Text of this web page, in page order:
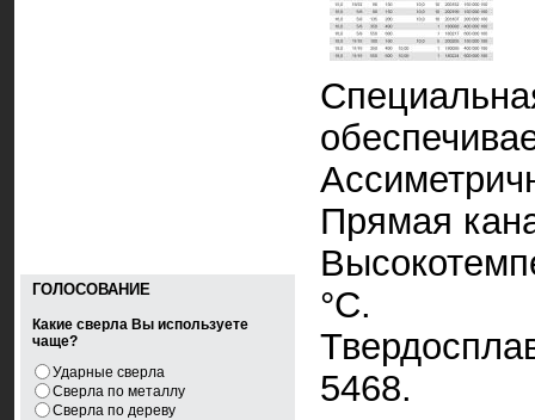
ГОЛОСОВАНИЕ
Какие сверла Вы используете
чаще?
Ударные сверла
Сверла по металлу
Сверла по дереву
Прямая
°C.
5468.